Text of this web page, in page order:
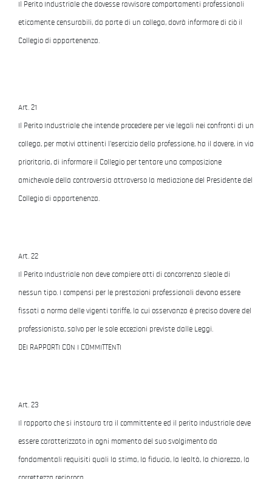
Il Perito Industriale che dovesse ravvisare comportamenti professionali
eticamente censurabili, da parte di un collega, dovrà informare di ciò il
Collegio di appartenenza.
Art. 21
Il Perito Industriale che intende procedere per vie legali nei confronti di un
collega, per motivi attinenti l'esercizio della professione, ha il dovere, in via
prioritaria, di informare il Collegio per tentare una composizione
amichevole della controversia attraverso la mediazione del Presidente del
Collegio di appartenenza.
Art. 22
Il Perito Industriale non deve compiere atti di concorrenza sleale di
nessun tipo. I compensi per le prestazioni professionali devono essere
fissati a norma delle vigenti tariffe, la cui osservanza é preciso dovere del
professionista, salvo per le sole eccezioni previste dalle Leggi.
DEI RAPPORTI CON I COMMITTENTI
Art. 23
Il rapporto che si instaura tra il committente ed il perito Industriale deve
essere caratterizzato in ogni momento del suo svolgimento da
fondamentali requisiti quali la stima, la fiducia, la lealtà, la chiarezza, la